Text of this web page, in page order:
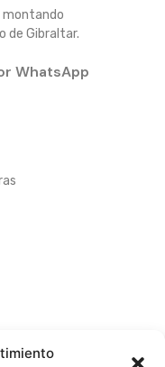
montando
de Gibraltar.
WhatsApp